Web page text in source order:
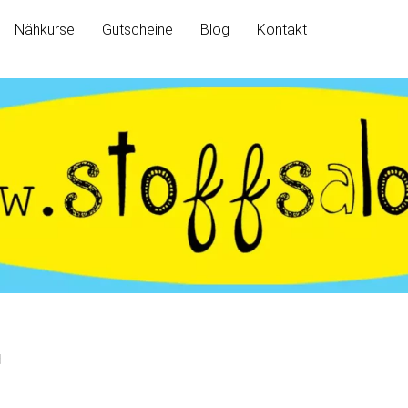
Nähkurse Gutscheine Blog Kontakt